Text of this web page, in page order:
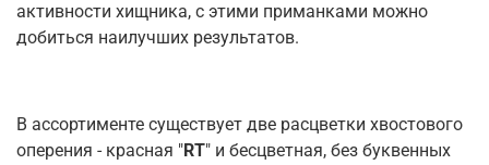
активности хищника, с этими приманками можно
добиться наилучших результатов.
В ассортименте существует две расцветки хвостового
оперения - красная "RT" и бесцветная, без буквенных